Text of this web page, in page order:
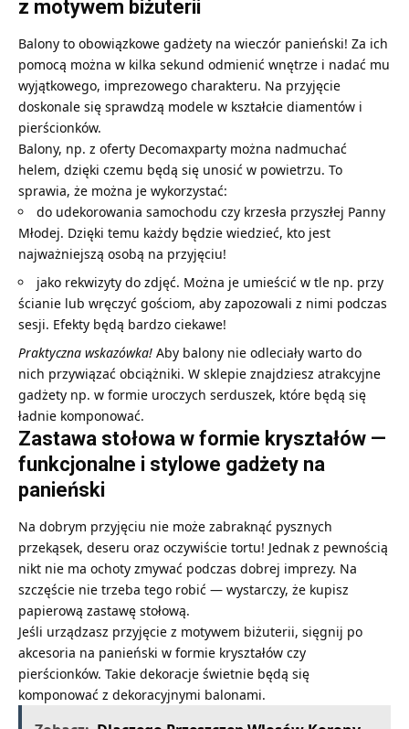
z motywem biżuterii
Balony to obowiązkowe gadżety na wieczór panieński! Za ich
pomocą można w kilka sekund odmienić wnętrze i nadać mu
wyjątkowego, imprezowego charakteru. Na przyjęcie
doskonale się sprawdzą modele w kształcie diamentów i
pierścionków.
Balony, np. z oferty Decomaxparty można nadmuchać
helem, dzięki czemu będą się unosić w powietrzu. To
sprawia, że można je wykorzystać:
do udekorowania samochodu czy krzesła przyszłej Panny
Młodej. Dzięki temu każdy będzie wiedzieć, kto jest
najważniejszą osobą na przyjęciu!
jako rekwizyty do zdjęć. Można je umieścić w tle np. przy
ścianie lub wręczyć gościom, aby zapozowali z nimi podczas
sesji. Efekty będą bardzo ciekawe!
Praktyczna wskazówka! Aby balony nie odleciały warto do
nich przywiązać obciążniki. W sklepie znajdziesz atrakcyjne
gadżety np. w formie uroczych serduszek, które będą się
ładnie komponować.
Zastawa stołowa w formie kryształów —
funkcjonalne i stylowe gadżety na
panieński
Na dobrym przyjęciu nie może zabraknąć pysznych
przekąsek, deseru oraz oczywiście tortu! Jednak z pewnością
nikt nie ma ochoty zmywać podczas dobrej imprezy. Na
szczęście nie trzeba tego robić — wystarczy, że kupisz
papierową zastawę stołową.
Jeśli urządzasz przyjęcie z motywem biżuterii, sięgnij po
akcesoria na panieński w formie kryształów czy
pierścionków. Takie dekoracje świetnie będą się
komponować z dekoracyjnymi balonami.